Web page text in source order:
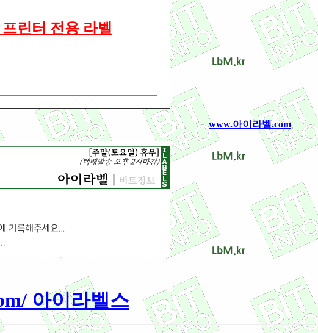
린터 전용 라벨
www.아이라벨.com
아이라벨스